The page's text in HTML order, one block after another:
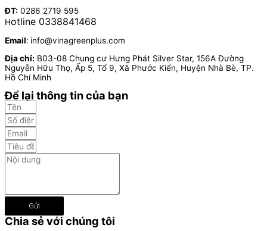
ĐT: 0286 2719 595
Hotline 0338841468
Email: info@vinagreenplus.com
Địa chỉ: B03-08 Chung cư Hưng Phát Silver Star, 156A Đường
Nguyễn Hữu Thọ, Ấp 5, Tổ 9, Xã Phước Kiển, Huyện Nhà Bè, TP.
Hồ Chí Minh
Để lại thông tin của bạn
Gửi
Chia sẻ với chúng tôi